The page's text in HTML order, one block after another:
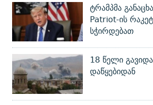
ტრამპმა
Patriot-ის
სჭირდებათ
18 წელი
დაწყებიდან